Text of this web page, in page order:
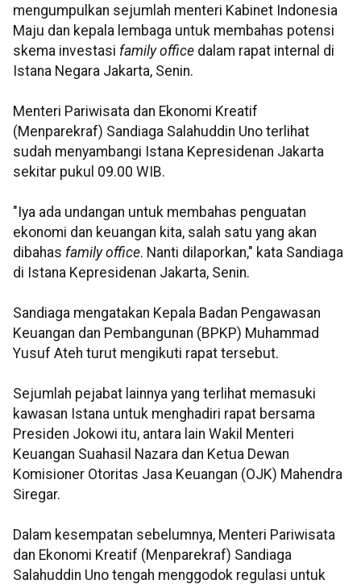
mengumpulkan sejumlah menteri Kabinet Indonesia
Maju dan kepala lembaga untuk membahas potensi
skema investasi family office dalam rapat internal di
Istana Negara Jakarta, Senin.
Menteri Pariwisata dan Ekonomi Kreatif
(Menparekraf) Sandiaga Salahuddin Uno terlihat
sudah menyambangi Istana Kepresidenan Jakarta
sekitar pukul 09.00 WIB.
"Iya ada undangan untuk membahas penguatan
ekonomi dan keuangan kita, salah satu yang akan
dibahas family office. Nanti dilaporkan," kata Sandiaga
di Istana Kepresidenan Jakarta, Senin.
Sandiaga mengatakan Kepala Badan Pengawasan
Keuangan dan Pembangunan (BPKP) Muhammad
Yusuf Ateh turut mengikuti rapat tersebut.
Sejumlah pejabat lainnya yang terlihat memasuki
kawasan Istana untuk menghadiri rapat bersama
Presiden Jokowi itu, antara lain Wakil Menteri
Keuangan Suahasil Nazara dan Ketua Dewan
Komisioner Otoritas Jasa Keuangan (OJK) Mahendra
Siregar.
Dalam kesempatan sebelumnya, Menteri Pariwisata
dan Ekonomi Kreatif (Menparekraf) Sandiaga
Salahuddin Uno tengah menggodok regulasi untuk